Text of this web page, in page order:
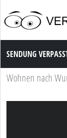
Sendung Verpasst
SENDUNG
Wohnen nach